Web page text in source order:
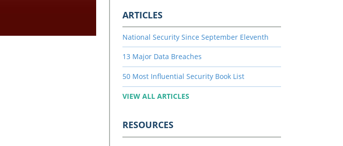
ARTICLES
National Security Since September Eleventh
13 Major Data Breaches
50 Most Influential Security Book List
VIEW ALL ARTICLES
RESOURCES